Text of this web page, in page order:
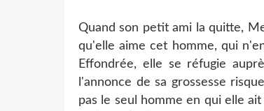
Quand son petit ami la quitte,
qu'elle aime cet homme, qui
Effondrée, elle se réfugie
l'annonce de sa grossesse
pas le seul homme en qui elle